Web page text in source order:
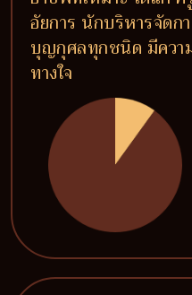
อัยการ นักบริหารจัดก
บุญกุศลทุกชนิด มีควา
ทางใจ